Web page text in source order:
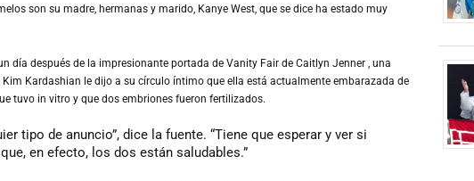
son su madre, hermanas y marido, Kanye West, que se dice ha estado muy
día después de la impresionante portada de Vanity Fair de Caitlyn Jenner , una
Kardashian le dijo a su círculo íntimo que ella está actualmente embarazada de
tuvo in vitro y que dos embriones fueron fertilizados.
tipo de anuncio”, dice la fuente. “Tiene que esperar y ver si
en efecto, los dos están saludables.”